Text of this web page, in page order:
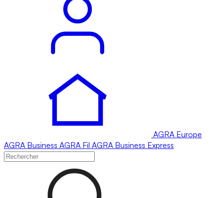
AGRA Europe
AGRA Business AGRA Fil AGRA Business Express